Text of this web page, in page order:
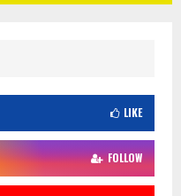
LIKE
FOLLOW